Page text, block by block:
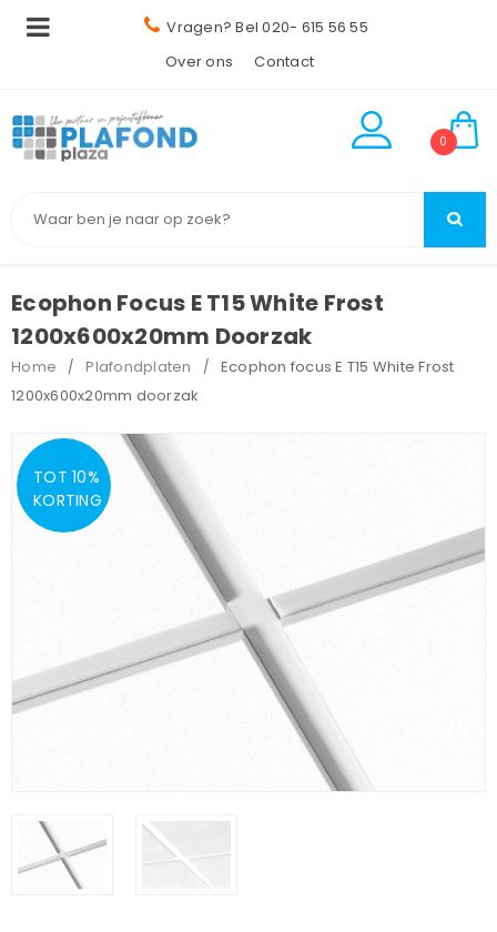
Vragen? Bel 020- 615 56 55
Over ons
Contact
0
Ecophon Focus E T15 White Frost
1200x600x20mm Doorzak
Home / Plafondplaten /
Ecophon focus E T15 White Frost
1200x600x20mm doorzak
TOT 10%
KORTING